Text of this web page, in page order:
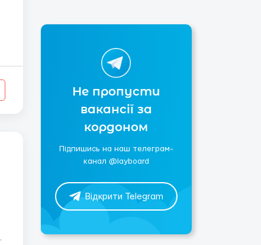
Не пропусти
вакансії за
кордоном
Підпишись на наш телеграм-
канал @layboard
Відкрити Telegram